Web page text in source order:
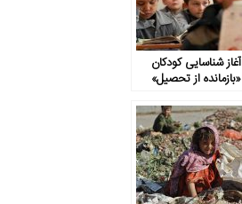
آغاز شناسایی کودکان
«بازمانده از تحصیل»